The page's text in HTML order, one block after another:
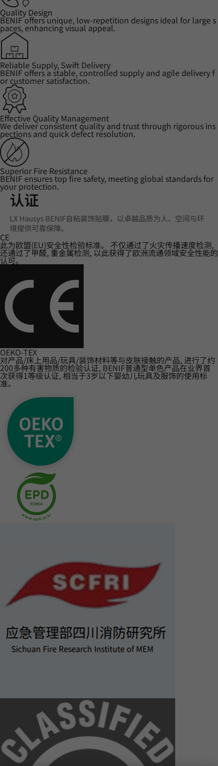
Quality Design
BENIF offers unique, low-repetition designs ideal for large s
paces, enhancing visual appeal.
Reliable Supply, Swift Delivery
BENIF offers a stable, controlled supply and agile delivery f
or customer satisfaction.
Effective Quality Management
We deliver consistent quality and trust through rigorous ins
pections and quick defect resolution.
Superior Fire Resistance
BENIF ensures top fire safety, meeting global standards for
your protection.
认证
LX Hausys BENIF自粘装饰贴膜，以卓越品质为人、空间与环
境提供可靠保障。
CE
此为欧盟(EU)安全性检验标准。 不仅通过了火灾传播速度检测,
还通过了甲醛, 重金属检测, 以此获得了欧洲流通领域安全性能的
认可。
OEKO-TEX
对产品/床上用品/玩具/装饰材料等与皮肤接触的产品, 进行了约
200多种有害物质的检验认证, BENIF普通型单色产品在业界首
次获得1等级认证, 相当于3岁以下婴幼儿玩具及服饰的使用标
准。